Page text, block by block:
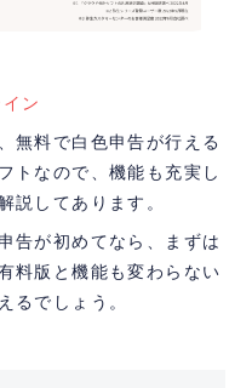
ン
無料で白色申告が行える
トなので、機能も充実し
説してあります。
告が初めてなら、まずは
料版と機能も変わらない
るでしょう。